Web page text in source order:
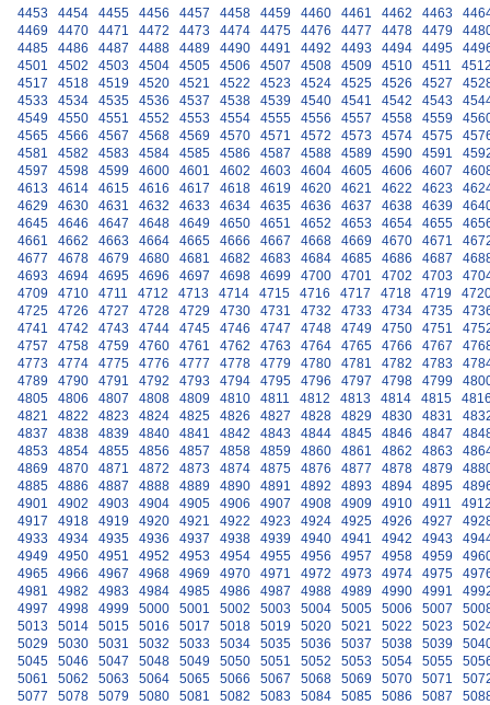
4453
4454 4455 4456 4457 4458 4459 4460 4461 4462 4463
4469
4470 4471 4472 4473 4474 4475 4476 4477 4478 4479
4485
4486 4487 4488 4489 4490 4491 4492 4493 4494 4495
4501
4502 4503 4504 4505 4506 4507 4508 4509 4510 4511
4517
4518 4519 4520 4521 4522 4523 4524 4525 4526 4527
4533
4534 4535 4536 4537 4538 4539 4540 4541 4542 4543
4549
4550 4551 4552 4553 4554 4555 4556 4557 4558 4559
4565
4566 4567 4568 4569 4570 4571 4572 4573 4574 4575
4581
4582 4583 4584 4585 4586 4587 4588 4589 4590 4591
4597
4598 4599 4600 4601 4602 4603 4604 4605 4606 4607
4613
4614 4615 4616 4617 4618 4619 4620 4621 4622 4623
4629
4630 4631 4632 4633 4634 4635 4636 4637 4638 4639
4645
4646 4647 4648 4649 4650 4651 4652 4653 4654 4655
4661
4662 4663 4664 4665 4666 4667 4668 4669 4670 4671
4677
4678 4679 4680 4681 4682 4683 4684 4685 4686 4687
4693
4694 4695 4696 4697 4698 4699 4700 4701 4702 4703
4709
4710 4711 4712 4713 4714 4715 4716 4717 4718 4719
4725
4726 4727 4728 4729 4730 4731 4732 4733 4734 4735
4741
4742 4743 4744 4745 4746 4747 4748 4749 4750 4751
4757
4758 4759 4760 4761 4762 4763 4764 4765 4766 4767
4773
4774 4775 4776 4777 4778 4779 4780 4781 4782 4783
4789
4790 4791 4792 4793 4794 4795 4796 4797 4798 4799
4805
4806 4807 4808 4809 4810 4811 4812 4813 4814 4815
4821
4822 4823 4824 4825 4826 4827 4828 4829 4830 4831
4837
4838 4839 4840 4841 4842 4843 4844 4845 4846 4847
4853
4854 4855 4856 4857 4858 4859 4860 4861 4862 4863
4869
4870 4871 4872 4873 4874 4875 4876 4877 4878 4879
4885
4886 4887 4888 4889 4890 4891 4892 4893 4894 4895
4901
4902 4903 4904 4905 4906 4907 4908 4909 4910 4911
4917
4918 4919 4920 4921 4922 4923 4924 4925 4926 4927
4933
4934 4935 4936 4937 4938 4939 4940 4941 4942 4943
4949
4950 4951 4952 4953 4954 4955 4956 4957 4958 4959
4965
4966 4967 4968 4969 4970 4971 4972 4973 4974 4975
4981
4982 4983 4984 4985 4986 4987 4988 4989 4990 4991
4997
4998 4999 5000 5001 5002 5003 5004 5005 5006 5007
5013
5014 5015 5016 5017 5018 5019 5020 5021 5022 5023
5029
5030 5031 5032 5033 5034 5035 5036 5037 5038 5039
5045
5046 5047 5048 5049 5050 5051 5052 5053 5054 5055
5061
5062 5063 5064 5065 5066 5067 5068 5069 5070 5071
5077
5078 5079 5080 5081 5082 5083 5084 5085 5086 5087